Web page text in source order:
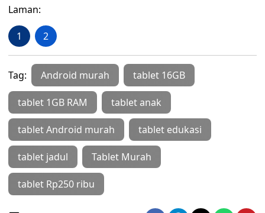
Laman:
1 2
Tag: Android murah tablet 16GB
tablet 1GB RAM tablet anak
tablet Android murah tablet edukasi
tablet jadul Tablet Murah
tablet Rp250 ribu